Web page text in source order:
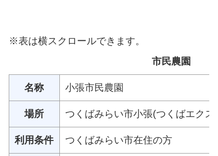
※表は横スクロールできます。
市民農園
名称 小張市民農園
場所 つくばみらい市小張(つくばエク
利用条件 つくばみらい市在住の方